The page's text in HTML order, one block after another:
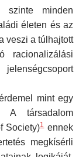
szinte minden
életen és az
veszi a túlhajtott
racionalizálási
mint egy
A társadalom
Society)1ennek
megkísérli